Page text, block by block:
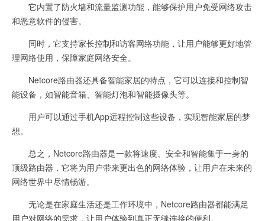
它内置了防火墙和流量监测功能，能够保护用户免受网络攻击
和恶意软件的侵害。
同时，它支持家长控制和访客网络功能，让用户能够更好地管
理网络使用，保障家庭网络安全。
Netcore路由器还具备智能家居的特点，它可以连接和控制智
能设备，如智能音箱、智能灯泡和智能摄像头等。
用户可以通过手机App远程控制这些设备，实现智能家居的梦
想。
总之，Netcore路由器是一款将速度、安全和智能集于一身的
顶级路由器，它将为用户带来更出色的网络体验，让用户在未来的
网络世界中尽情畅游。
无论是在家庭生活还是工作环境中，Netcore路由器都能满足
用户对网络的需求，让用户体验到真正无缝连接的便利。